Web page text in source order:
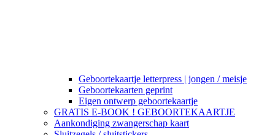
Geboortekaartje letterpress | jongen / meisje
Geboortekaarten geprint
Eigen ontwerp geboortekaartje
GRATIS E-BOOK ! GEBOORTEKAARTJE
Aankondiging zwangerschap kaart